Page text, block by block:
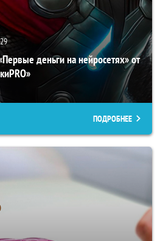
29
деньги на нейросетях» от
ПОДРОБНЕЕ